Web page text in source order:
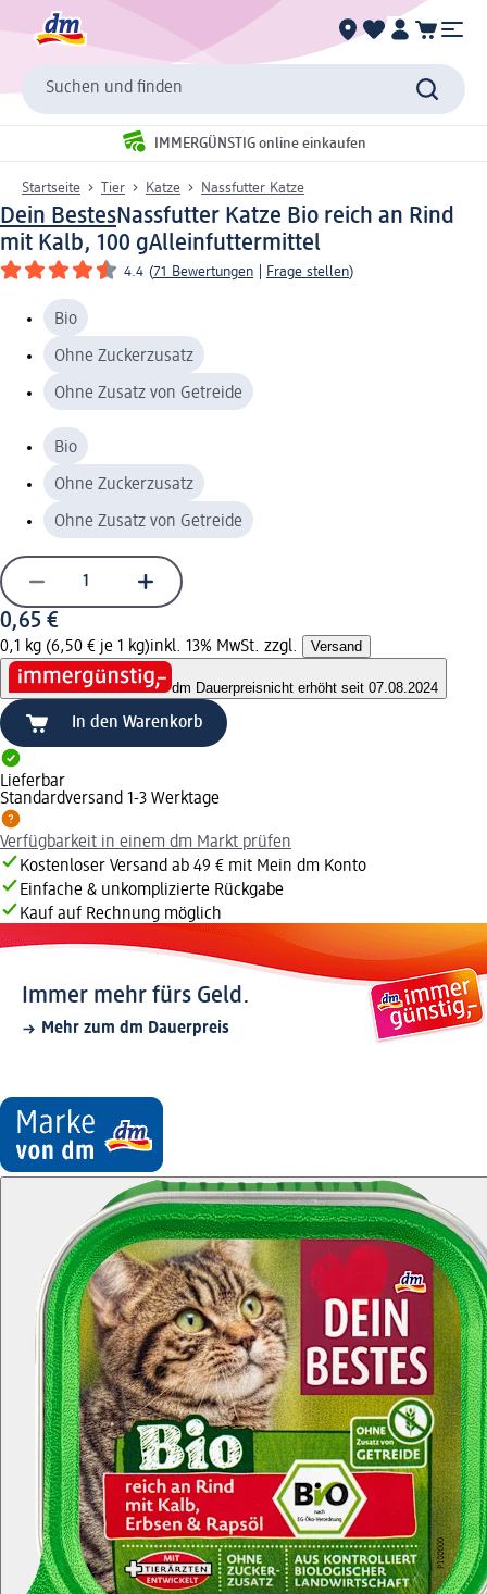
Suchen und finden
IMMERGÜNSTIG online einkaufen
Startseite Tier Katze Nassfutter Katze
Dein BestesNassfutter Katze Bio reich an Rind
mit Kalb, 100 gAlleinfuttermittel
4.4 (71 Bewertungen Frage stellen)
Bio
Ohne Zuckerzusatz
Ohne Zusatz von Getreide
Bio
Ohne Zuckerzusatz
Ohne Zusatz von Getreide
0,65 €
0,1 kg (6,50 € je 1 kg)inkl. 13% MwSt. zzgl. Versand
dm Dauerpreisnicht erhöht seit 07.08.2024
In den Warenkorb
Lieferbar
Standardversand 1-3 Werktage
Verfügbarkeit in einem dm Markt prüfen
Kostenloser Versand ab 49 € mit Mein dm Konto
Einfache & unkomplizierte Rückgabe
Kauf auf Rechnung möglich
Immer mehr fürs Geld.
Mehr zum dm Dauerpreis